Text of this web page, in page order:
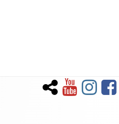
NewsletterYouTube